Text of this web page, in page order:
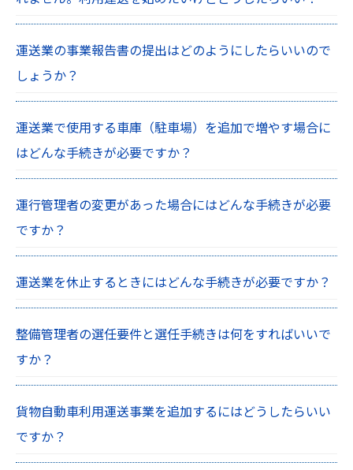
運送業の事業報告書の提出はどのようにしたらいいので
しょうか？
運送業で使用する車庫（駐車場）を追加で増やす場合に
はどんな手続きが必要ですか？
運行管理者の変更があった場合にはどんな手続きが必要
ですか？
運送業を休止するときにはどんな手続きが必要ですか？
整備管理者の選任要件と選任手続きは何をすればいいで
すか？
貨物自動車利用運送事業を追加するにはどうしたらいい
ですか？